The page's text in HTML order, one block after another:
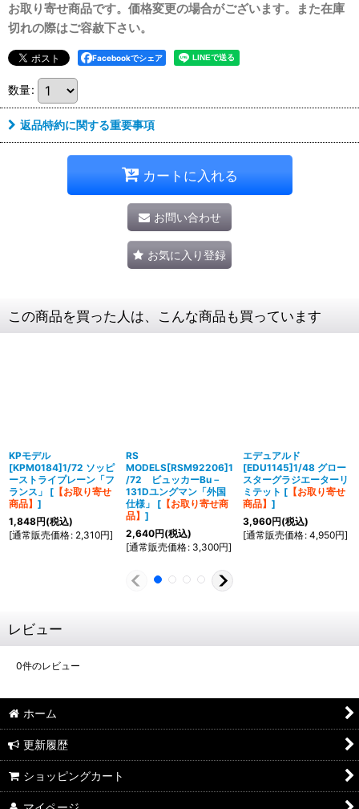
お取り寄せ商品です。価格変更の場合がございます。また在庫
切れの際はご容赦下さい。
Facebookでシェア
数量:
返品特約に関する重要事項
カートに入れる
お問い合わせ
お気に入り登録
この商品を買った人は、こんな商品も買っています
KPモデル
[KPM0184]1/72 ソッピ
ーストライプレーン「フ
ランス」
[ 【お取り寄せ
商品】 ]
1,848円(税込)
[通常販売価格: 2,310円]
RS
MODELS[RSM92206]1
/72 ビュッカーBu－
131Dユングマン「外国
仕様」
[ 【お取り寄せ商
品】 ]
2,640円(税込)
[通常販売価格: 3,300円]
エデュアルド
[EDU1145]1/48 グロー
スターグラジエーターリ
ミテット [ 【お取り寄せ
商品】 ]
3,960円(税込)
[通常販売価格: 4,950円]
レビュー
0件のレビュー
ホーム
更新履歴
ショッピングカート